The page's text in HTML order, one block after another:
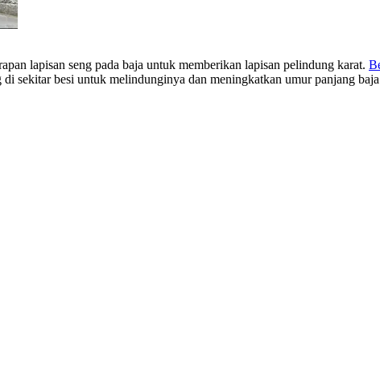
lapisan seng pada baja untuk memberikan lapisan pelindung karat.
sekitar besi untuk melindunginya dan meningkatkan umur panjang